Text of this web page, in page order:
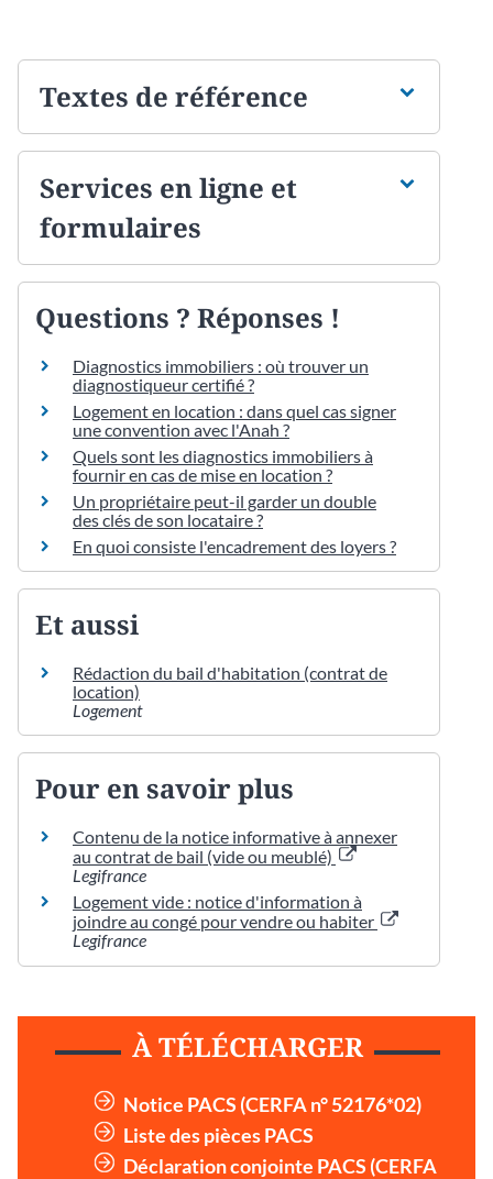
Textes de référence
Services en ligne et
formulaires
Questions ? Réponses !
Diagnostics immobiliers : où trouver un
diagnostiqueur certifié ?
Logement en location : dans quel cas signer
une convention avec l'Anah ?
Quels sont les diagnostics immobiliers à
fournir en cas de mise en location ?
Un propriétaire peut-il garder un double
des clés de son locataire ?
En quoi consiste l'encadrement des loyers ?
Et aussi
Rédaction du bail d'habitation (contrat de
location)
Logement
Pour en savoir plus
Contenu de la notice informative à annexer
au contrat de bail (vide ou meublé)
Legifrance
Logement vide : notice d'information à
joindre au congé pour vendre ou habiter
Legifrance
À TÉLÉCHARGER
Notice PACS (CERFA n° 52176*02)
Liste des pièces PACS
Déclaration conjointe PACS (CERFA